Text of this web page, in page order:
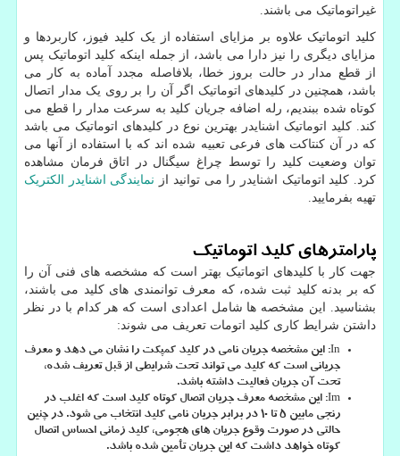
غیراتوماتیک می باشند.
کلید اتوماتیک علاوه بر مزایای استفاده از یک کلید فیوز، کاربردها و
مزایای دیگری را نیز دارا می باشد، از جمله اینکه کلید اتوماتیک پس
از قطع مدار در حالت بروز خطا، بلافاصله مجدد آماده به کار می
باشد، همچنین در کلیدهای اتوماتیک اگر آن را بر روی یک مدار اتصال
کوتاه شده ببندیم، رله اضافه جریان کلید به سرعت مدار را قطع می
کند. کلید اتوماتیک اشنایدر بهترین نوع در کلیدهای اتوماتیک می باشد
که در آن کنتاکت های فرعی تعبیه شده اند که با استفاده از آنها می
توان وضعیت کلید را توسط چراغ سیگنال در اتاق فرمان مشاهده
کرد. کلید اتوماتیک اشنایدر را می توانید از نمایندگی اشنایدر الکتریک
تهیه بفرمایید.
پارامترهای کلید اتوماتیک
جهت کار با کلیدهای اتوماتیک بهتر است که مشخصه های فنی آن را
که بر بدنه کلید ثبت شده، که معرف توانمندی ‌های کلید می باشند،
بشناسید. این مشخصه ها شامل اعدادی است که هر کدام با در نظر
داشتن شرایط کاری کلید اتومات تعریف می شوند:
In: این مشخصه جریان نامی در کلید کمپکت را نشان می دهد و معرف
جریانی است که کلید می تواند تحت شرایطی از قبل تعریف شده،
تحت آن جریان فعالیت داشته باشد.
Im: این مشخصه معرف جریان اتصال کوتاه کلید است که اغلب در
رنجی مابین ۵ تا ۱۰ در برابر جریان نامی کلید انتخاب می شود. در چنین
حالتی در صورت وقوع جریان های هجومی، کلید زمانی احساس اتصال
کوتاه خواهد داشت که این جریان تأمین شده باشد.